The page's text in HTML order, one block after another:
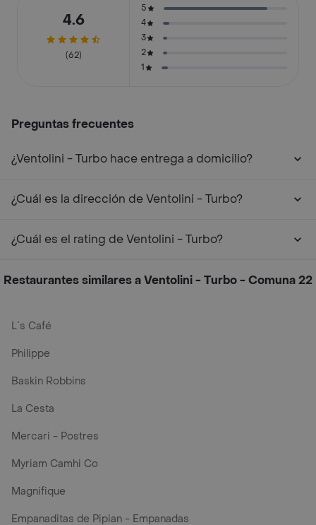
4.6
(62)
5
4
3
2
1
Preguntas frecuentes
¿Ventolini - Turbo hace entrega a domicilio?
¿Cuál es la dirección de Ventolini - Turbo?
¿Cuál es el rating de Ventolini - Turbo?
Restaurantes similares a Ventolini - Turbo - Comuna 22
L´s Café
Philippe
Baskin Robbins
La Cesta
Mercari - Postres
Myriam Camhi Co
Magnifique
Empanaditas de Pipian - Empanadas